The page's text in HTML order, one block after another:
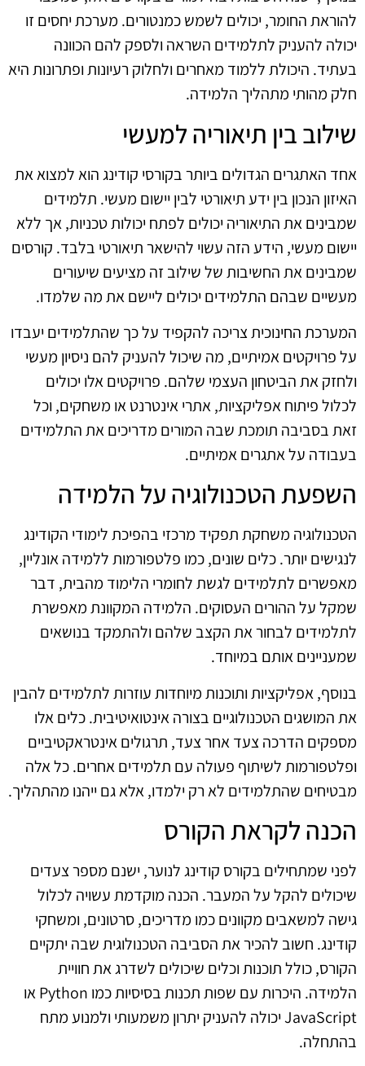
להוראת החומר, יכולים לשמש כמנטורים. מערכת יחסים זו
יכולה להעניק לתלמידים השראה ולספק להם הכוונה
בעתיד. היכולת ללמוד מאחרים ולחלוק רעיונות ופתרונות היא
חלק מהותי מתהליך הלמידה.
שילוב בין תיאוריה למעשי
אחד האתגרים הגדולים ביותר בקורסי קודינג הוא למצוא את
האיזון הנכון בין ידע תיאורטי לבין יישום מעשי. תלמידים
שמבינים את התיאוריה יכולים לפתח יכולות טכניות, אך ללא
יישום מעשי, הידע הזה עשוי להישאר תיאורטי בלבד. קורסים
שמבינים את החשיבות של שילוב זה מציעים שיעורים
מעשיים שבהם התלמידים יכולים ליישם את מה שלמדו.
המערכת החינוכית צריכה להקפיד על כך שהתלמידים יעבדו
על פרויקטים אמיתיים, מה שיכול להעניק להם ניסיון מעשי
ולחזק את הביטחון העצמי שלהם. פרויקטים אלו יכולים
לכלול פיתוח אפליקציות, אתרי אינטרנט או משחקים, וכל
זאת בסביבה תומכת שבה המורים מדריכים את התלמידים
בעבודה על אתגרים אמיתיים.
השפעת הטכנולוגיה על הלמידה
הטכנולוגיה משחקת תפקיד מרכזי בהפיכת לימודי הקודינג
לנגישים יותר. כלים שונים, כמו פלטפורמות ללמידה אונליין,
מאפשרים לתלמידים לגשת לחומרי הלימוד מהבית, דבר
שמקל על ההורים העסוקים. הלמידה המקוונת מאפשרת
לתלמידים לבחור את הקצב שלהם ולהתמקד בנושאים
שמעניינים אותם במיוחד.
בנוסף, אפליקציות ותוכנות מיוחדות עוזרות לתלמידים להבין
את המושגים הטכנולוגיים בצורה אינטואיטיבית. כלים אלו
מספקים הדרכה צעד אחר צעד, תרגולים אינטראקטיביים
ופלטפורמות לשיתוף פעולה עם תלמידים אחרים. כל אלה
מבטיחים שהתלמידים לא רק ילמדו, אלא גם ייהנו מהתהליך.
הכנה לקראת הקורס
לפני שמתחילים בקורס קודינג לנוער, ישנם מספר צעדים
שיכולים להקל על המעבר. הכנה מוקדמת עשויה לכלול
גישה למשאבים מקוונים כמו מדריכים, סרטונים, ומשחקי
קודינג. חשוב להכיר את הסביבה הטכנולוגית שבה יתקיים
הקורס, כולל תוכנות וכלים שיכולים לשדרג את חוויית
הלמידה. היכרות עם שפות תכנות בסיסיות כמו Python או
JavaScript יכולה להעניק יתרון משמעותי ולמנוע מתח
בהתחלה.